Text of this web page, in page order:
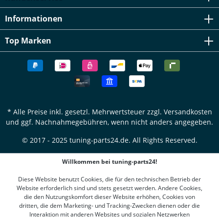
Informationen
Top Marken
* Alle Preise inkl. gesetzl. Mehrwertsteuer zzgl. Versandkosten
und ggf. Nachnahmegebühren, wenn nicht anders angegeben.
© 2017 - 2025 tuning-parts24.de. All Rights Reserved.
Willkommen bei tuning-parts24!
Diese Website benutzt Cookies, die für den technischen Betrieb der
Website erforderlich sind und stets gesetzt werden. Andere Cookies,
die den Nutzungskomfort dieser Website erhöhen, Cookies von
dritten, die dem Marketing- und Tracking-Zwecken dienen oder die
Interaktion mit anderen Websites und sozialen Netzwerken